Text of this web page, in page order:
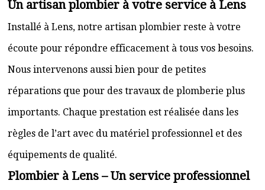
Un artisan plombier à votre service à Lens
Installé à Lens, notre artisan plombier reste à votre
écoute pour répondre efficacement à tous vos besoins.
Nous intervenons aussi bien pour de petites
réparations que pour des travaux de plomberie plus
importants. Chaque prestation est réalisée dans les
règles de l’art avec du matériel professionnel et des
équipements de qualité.
Plombier à Lens – Un service professionnel